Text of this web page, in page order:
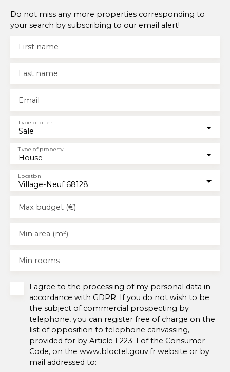
Do not miss any more properties corresponding to
your search by subscribing to our email alert!
First name
Last name
Email
Sale
Type of offer
House
Type of property
Village-Neuf 68128
Location
Max budget (€)
Min area (m²)
Min rooms
I agree to the processing of my personal data in
accordance with GDPR. If you do not wish to be
the subject of commercial prospecting by
telephone, you can register free of charge on the
list of opposition to telephone canvassing,
provided for by Article L223-1 of the Consumer
Code, on the www.bloctel.gouv.fr website or by
mail addressed to: